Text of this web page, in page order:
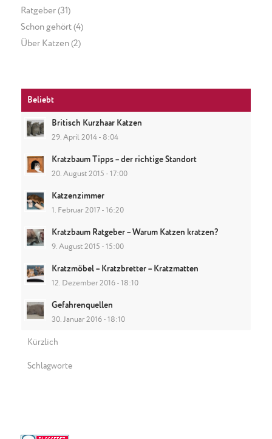
Ratgeber(31)
Schon gehört(4)
Über Katzen(2)
Beliebt
Britisch Kurzhaar Katzen
29. April 2014 - 8:04
Kratzbaum Tipps – der richtige Standort
20. August 2015 - 17:00
Katzenzimmer
1. Februar 2017 - 16:20
Kratzbaum Ratgeber – Warum Katzen kratzen?
9. August 2015 - 15:00
Kratzmöbel – Kratzbretter – Kratzmatten
12. Dezember 2016 - 18:10
Gefahrenquellen
30. Januar 2016 - 18:10
Kürzlich
Schlagworte